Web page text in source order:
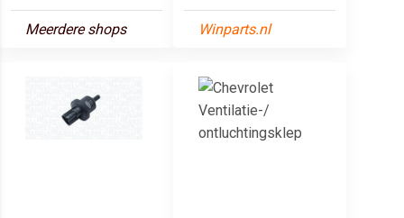
Meerdere shops Winparts.nl